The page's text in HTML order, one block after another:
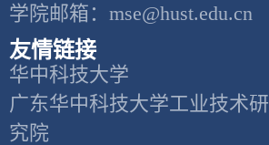
学院邮箱：mse@hust.edu.cn
友情链接
华中科技大学
广东华中科技大学工业技术研
究院